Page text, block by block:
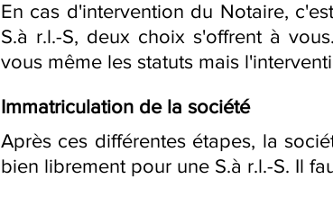
En cas d'intervention du Notaire,
S.à r.l.-S, deux choix s'offrent à
vous même les statuts mais
Immatriculation de la société
Après ces différentes étapes, la
bien librement pour une S.à r.l.-S. Il